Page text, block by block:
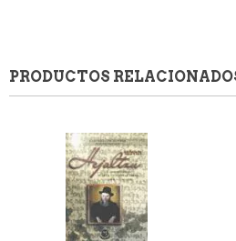
PRODUCTOS